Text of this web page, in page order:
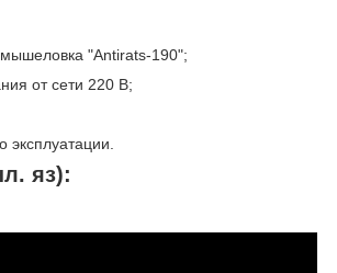
"Antirats-190";
от сети 220 В;
эксплуатации.
яз):